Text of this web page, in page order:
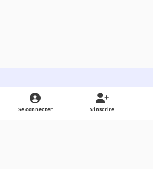
Light ModeDark ModeSystem Preference
Se connecter S’inscrire